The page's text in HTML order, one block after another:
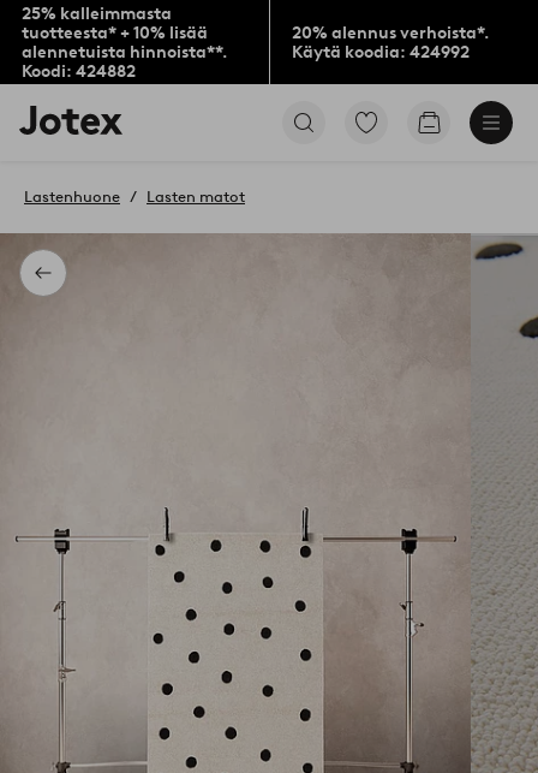
25% kalleimmasta
tuotteesta* + 10% lisää
alennetuista hinnoista**.
Koodi: 424882
20% alennus verhoista*.
Käytä koodia: 424992
Jotex-
logo
aloitussivulle
Siirry
Siirry
Takaisin
Lastenhuone Lasten matot